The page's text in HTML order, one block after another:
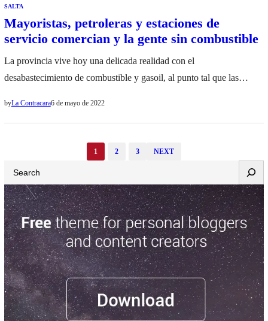
SALTA
Mayoristas, petroleras y estaciones de
servicio comercian y la gente sin combustible
La provincia vive hoy una delicada realidad con el
desabastecimiento de combustible y gasoil, al punto tal que las
territorio salteño. “El gran problema radica en que las petroleras…
byLa Contracara6 de mayo de 2022
1 2 3 NEXT